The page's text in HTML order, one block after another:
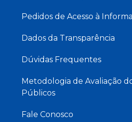
Pedidos de Acesso à
Dados da Transparência
Dúvidas Frequentes
Metodologia de Avaliação
Públicos
Fale Conosco